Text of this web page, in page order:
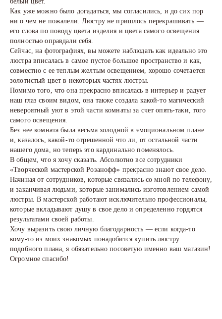
Как уже можно было догадаться, мы согласились, и до сих пор
ни о чем не пожалели. Люстру не пришлось перекрашивать —
его слова по поводу цвета изделия и цвета самого освещения
полностью оправдали себя.
Сейчас, на фотографиях, вы можете наблюдать как идеально это
люстра вписалась в самое пустое большое пространство и как,
совместно с ее теплым желтым освещением, хорошо сочетается
золотистый цвет в некоторых частях люстры.
Помимо того, что она прекрасно вписалась в интерьер и радует
наш глаз своим видом, она также создала какой-то магический
невероятный уют в этой части комнаты за счет опять-таки, того
самого освещения.
Без нее комната была весьма холодной в эмоциональном плане
и, казалось, какой-то отрешенной что ли, от остальной части
нашего дома, но теперь это кардинально поменялось.
В общем, что я хочу сказать. Абсолютно все сотрудники
«Творческой мастерской Розанофф» прекрасно знают свое дело.
Начиная от сотрудников, которые связались со мной по телефону,
и заканчивая людьми, которые занимались изготовлением самой
люстры. В мастерской работают исключительно профессионалы,
которые вкладывают душу в свое дело и определенно гордятся
результатами своей работы.
Хочу выразить свою личную благодарность — если когда-то
кому-то из моих знакомых понадобится купить люстру
подобного плана, я обязательно посоветую именно ваш магазин!
Огромное спасибо!